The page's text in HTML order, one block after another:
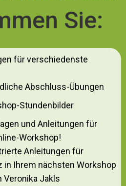
Sie:
für verschiedenste
Abschluss-Übungen
Stundenbilder
und Anleitungen für
Workshop!
Anleitungen für
in Ihrem nächsten Workshop
Veronika Jakls